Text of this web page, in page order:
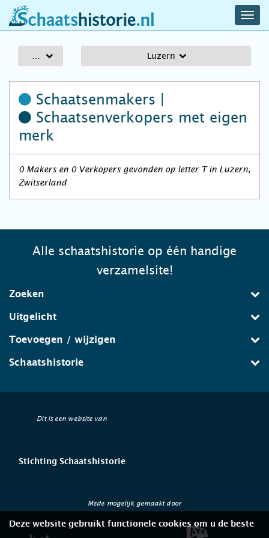
schaatshistorie.nl
Luzern
Schaatsenmakers |
Schaatsenverkopers met eigen
merk
0 Makers en 0 Verkopers gevonden op letter T in Luzern,
Zwitserland
Alle schaatshistorie op één handige
verzamelsite!
Zoeken
Uitgelicht
Toevoegen / wijzigen
Schaatshistorie
Dit is een website van
Stichting Schaatshistorie
Mede mogelijk gemaakt door
Deze website gebruikt functionele cookies om u de beste